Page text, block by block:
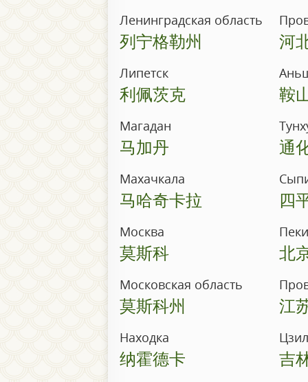
Ленинградская область
列宁格勒州 河
Липетск
利佩茨克 鞍
Магадан
马加丹 通
Махачкала
马哈奇卡拉 四
Москва
莫斯科 北
Московская область
莫斯科州 江
Находка
纳霍德卡 吉